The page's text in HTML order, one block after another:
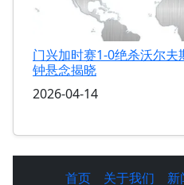
门兴加时赛1-0绝杀沃尔
钟悬念揭晓
2026-04-14
首页 关于我们 新